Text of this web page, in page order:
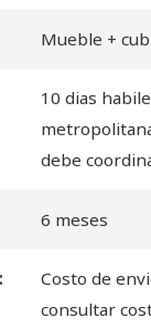
Mueble +
10 dias
debe
6 meses
Costo de
consultar